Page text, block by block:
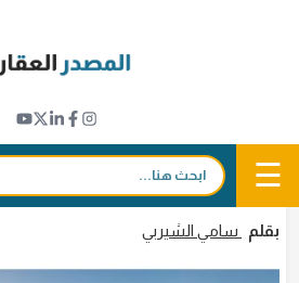
☰ بحث:
"أمنيات" تعتمد منهجية
في بناء مشروعها "أفا بالم
8 سبتمبر 2023 - 12:39
بقلم سامي الشيربي